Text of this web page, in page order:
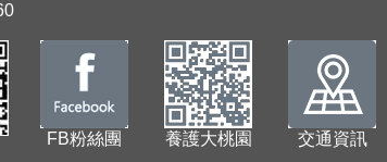
FB粉絲團 養護大桃園 交通資訊